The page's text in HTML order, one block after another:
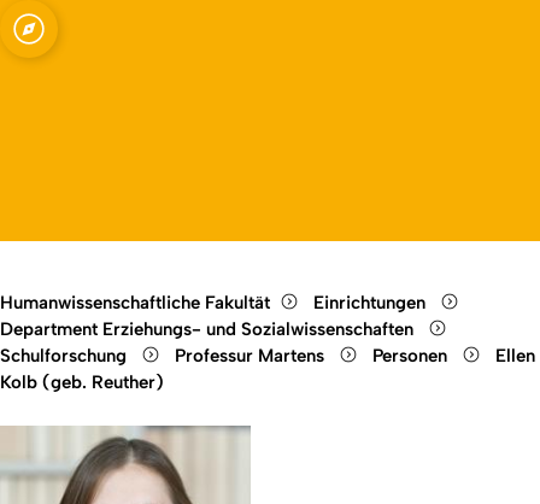
Open quicklink menu
Humanwissenschaftliche Fakultät
Einrichtungen
Department Erziehungs- und Sozialwissenschaften
Schulforschung
Professur Martens Personen
Ellen
Kolb (geb. Reuther)